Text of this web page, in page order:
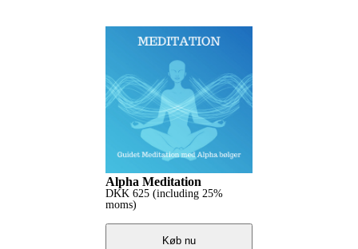
Alpha Meditation
DKK 625 (including 25%
moms)
Køb nu